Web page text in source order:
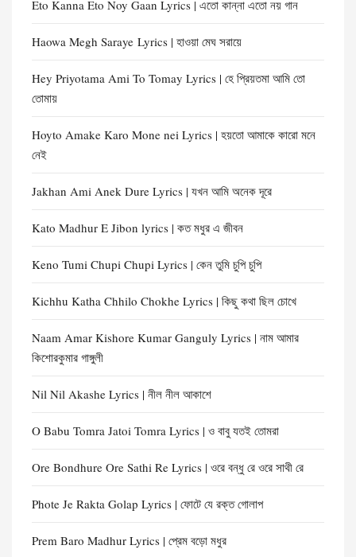
Eto Kanna Eto Noy Gaan Lyrics | এতো কান্না এতো নয় গান
Haowa Megh Saraye Lyrics | হাওয়া মেঘ সরায়ে
Hey Priyotama Ami To Tomay Lyrics | হে প্রিয়তমা আমি তো
তোমায়
Hoyto Amake Karo Mone nei Lyrics | হয়তো আমাকে কারো মনে
নেই
Jakhan Ami Anek Dure Lyrics | যখন আমি অনেক দূরে
Kato Madhur E Jibon lyrics | কত মধুর এ জীবন
Keno Tumi Chupi Chupi Lyrics | কেন তুমি চুপি চুপি
Kichhu Katha Chhilo Chokhe Lyrics | কিছু কথা ছিল চোখে
Naam Amar Kishore Kumar Ganguly Lyrics | নাম আমার
কিশোরকুমার গাঙ্গুলী
Nil Nil Akashe Lyrics | নীল নীল আকাশে
O Babu Tomra Jatoi Tomra Lyrics | ও বাবু যতই তোমরা
Ore Bondhure Ore Sathi Re Lyrics | ওরে বন্ধু রে ওরে সাথী রে
Phote Je Rakta Golap Lyrics | ফোটে যে রক্ত গোলাপ
Prem Baro Madhur Lyrics | প্রেম বড়ো মধুর